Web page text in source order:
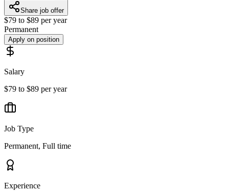
Share job offer
$79 to $89 per year
Permanent
Apply on position
Salary
$79 to $89 per year
Job Type
Permanent, Full time
Experience